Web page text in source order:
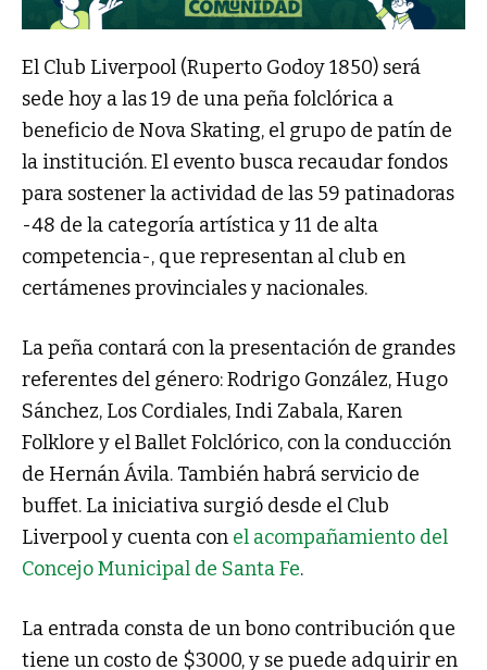
El Club Liverpool (Ruperto Godoy 1850) será
sede hoy a las 19 de una peña folclórica a
beneficio de Nova Skating, el grupo de patín de
la institución. El evento busca recaudar fondos
para sostener la actividad de las 59 patinadoras
-48 de la categoría artística y 11 de alta
competencia-, que representan al club en
certámenes provinciales y nacionales.
La peña contará con la presentación de grandes
referentes del género: Rodrigo González, Hugo
Sánchez, Los Cordiales, Indi Zabala, Karen
Folklore y el Ballet Folclórico, con la conducción
de Hernán Ávila. También habrá servicio de
buffet. La iniciativa surgió desde el Club
Liverpool y cuenta con el acompañamiento del
Concejo Municipal de Santa Fe.
La entrada consta de un bono contribución que
tiene un costo de $3000, y se puede adquirir en